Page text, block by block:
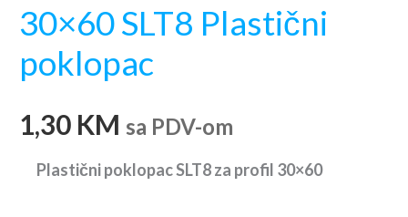
30×60 SLT8 Plastični
poklopac
1,30 KM sa PDV-om
Plastični poklopac SLT8 za profil 30×60